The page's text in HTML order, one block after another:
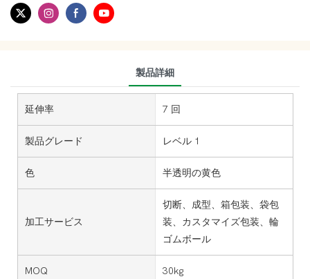
製品詳細
延伸率 7 回
製品グレード レベル 1
色 半透明の黄色
加工サービス
切断、成型、箱包装、袋包
装、カスタマイズ包装、輪
ゴムボール
MOQ 30kg